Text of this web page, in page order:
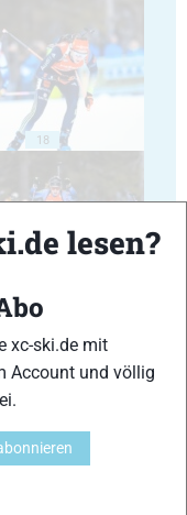
18
22
lesen?
xc-ski.de mit
Account und völlig